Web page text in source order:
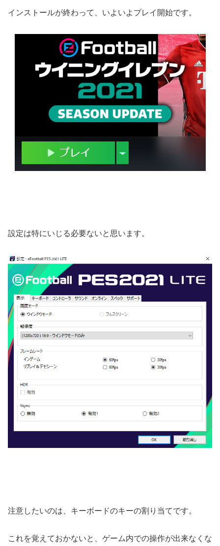
インストールが終わって、いよいよプレイ開始です。
設定は特にいじる必要ないと思います。
注意したいのは、キーボードのキーの割り当てです。
これを覚えておかないと、ゲーム内での操作が出来なくな